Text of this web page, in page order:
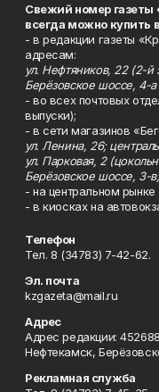
Свежий номер газеты
всегда можно купить
- в редакции газеты
адресам:
ул. Нефтяников, 22 (2-й
Берёзовское шоссе, 4-
- во всех почтовых
выпуски);
- в сети магазинов
ул. Ленина, 26;
ул. Парковая, 2
Берёзовское шоссе, 3-в;
- на центральном рынке
- в киосках на
Телефон
Тел. 8 (34783) 7-42-62.
Эл. почта
kzgazeta@mail.ru
Адрес
Адрес редакции:
Нефтекамск,
Рекламная служба